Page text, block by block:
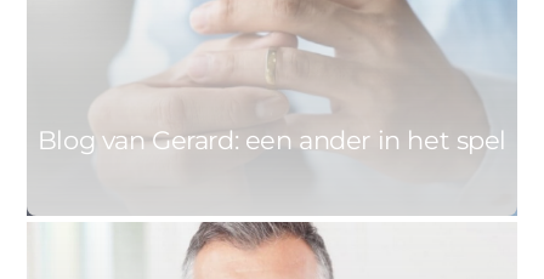
Blog van Gerard: een ander in het spel
27 OKTOBER 2020